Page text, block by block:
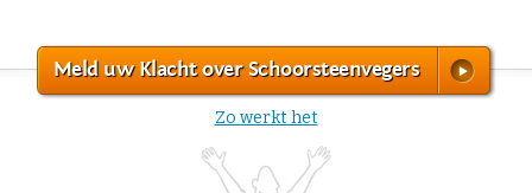
Meld uw Klacht over Schoorsteenvegers
Zo werkt het